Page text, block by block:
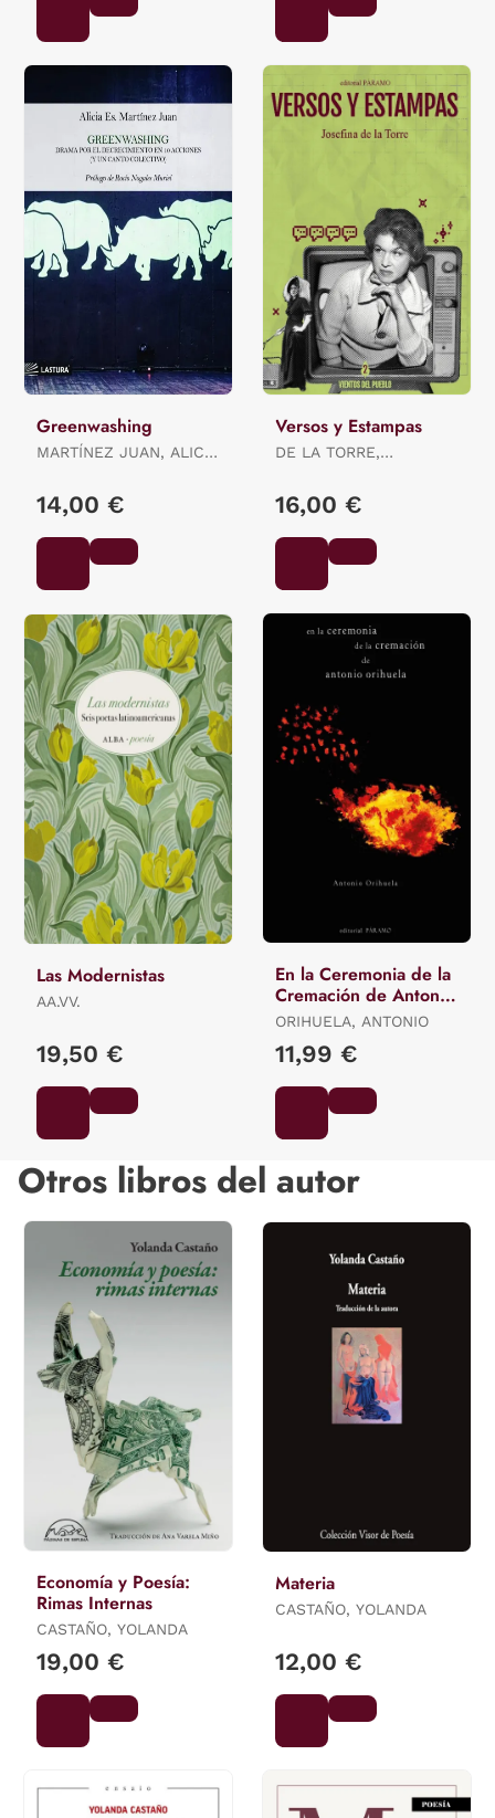
Greenwashing
MARTÍNEZ JUAN, ALICIA
14,00 €
Versos y Estampas
DE LA TORRE,
16,00 €
Las Modernistas
AA.VV.
19,50 €
En la Ceremonia de la
Cremación de Antonio
Orihuela
ORIHUELA, ANTONIO
11,99 €
Otros libros del autor
Economía y Poesía:
Rimas Internas
CASTAÑO, YOLANDA
19,00 €
Materia
CASTAÑO, YOLANDA
12,00 €